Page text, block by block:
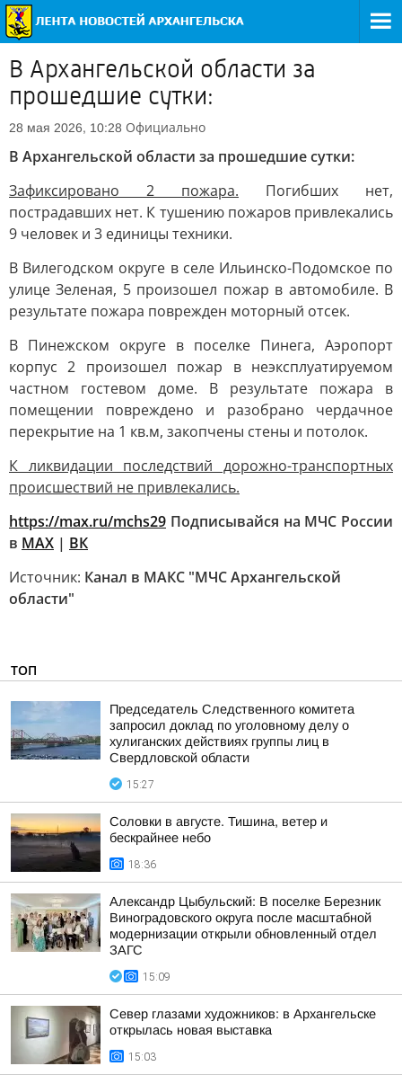
В Архангельской области за
прошедшие сутки:
28 мая 2026, 10:28 Официально
В Архангельской области за прошедшие сутки:
Зафиксировано 2 пожара. Погибших нет,
пострадавших нет. К тушению пожаров привлекались
9 человек и 3 единицы техники.
В Вилегодском округе в селе Ильинско-Подомское по
улице Зеленая, 5 произошел пожар в автомобиле. В
результате пожара поврежден моторный отсек.
В Пинежском округе в поселке Пинега, Аэропорт
корпус 2 произошел пожар в неэксплуатируемом
частном гостевом доме. В результате пожара в
помещении повреждено и разобрано чердачное
перекрытие на 1 кв.м, закопчены стены и потолок.
К ликвидации последствий дорожно-транспортных
происшествий не привлекались.
https://max.ru/mchs29 Подписывайся на МЧС России
в MAX | ВК
Источник: Канал в МАКС "МЧС Архангельской
области"
ТОП
Председатель Следственного комитета
запросил доклад по уголовному делу о
хулиганских действиях группы лиц в
Свердловской области
15:27
Соловки в августе. Тишина, ветер и
бескрайнее небо
18:36
Александр Цыбульский: В поселке Березник
Виноградовского округа после масштабной
модернизации открыли обновленный отдел
ЗАГС
15:09
Север глазами художников: в Архангельске
открылась новая выставка
15:03